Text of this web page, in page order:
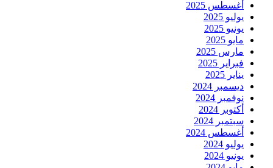
أغسطس 2025
يوليو 2025
يونيو 2025
مايو 2025
مارس 2025
فبراير 2025
يناير 2025
ديسمبر 2024
نوفمبر 2024
أكتوبر 2024
سبتمبر 2024
أغسطس 2024
يوليو 2024
يونيو 2024